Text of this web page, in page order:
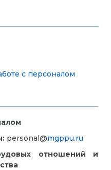
с персоналом
personal@mgppu.ru
отношений и